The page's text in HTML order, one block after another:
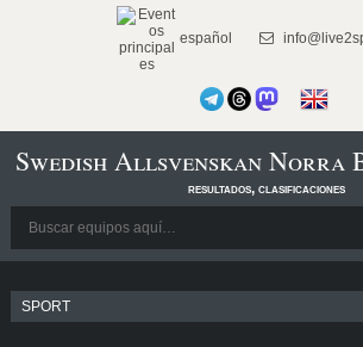
español
Swedish Allsvenskan Norra
resultados, clasificaciones